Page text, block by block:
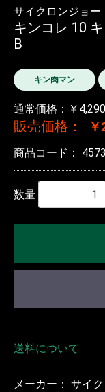
サイクロンジョー
キンコレ 10
B
キン肉マン
通常価格：￥4,290
販売価格：
商品コード：
数量
送料について
メーカー： サイ